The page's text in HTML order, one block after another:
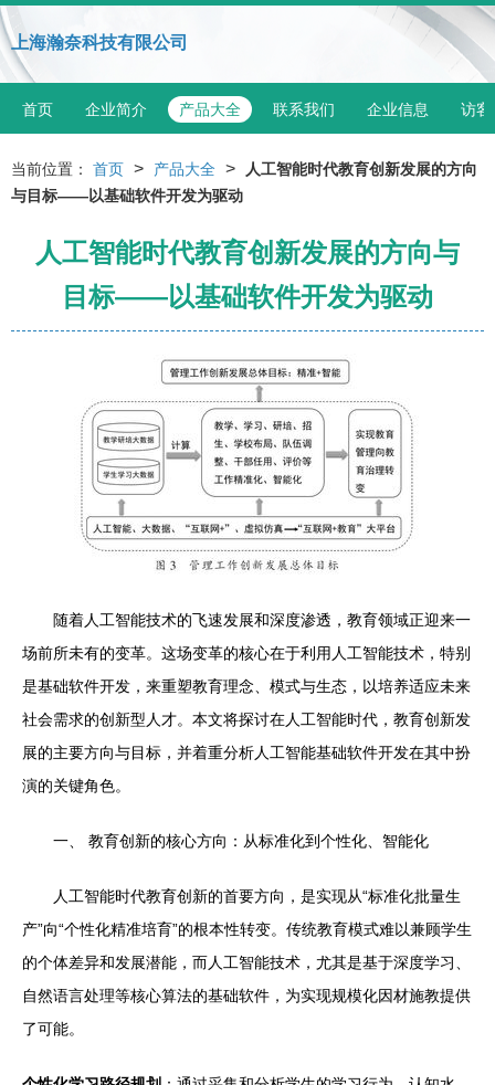
上海瀚奈科技有限公司
首页 企业简介 产品大全 联系我们 企业信息 访客
当前位置： 首页 > 产品大全 >
人工智能时代教育创新发展的方向
与目标——以基础软件开发为驱动
人工智能时代教育创新发展的方向与
目标——以基础软件开发为驱动
随着人工智能技术的飞速发展和深度渗透，教育领域正迎来一
场前所未有的变革。这场变革的核心在于利用人工智能技术，特别
是基础软件开发，来重塑教育理念、模式与生态，以培养适应未来
社会需求的创新型人才。本文将探讨在人工智能时代，教育创新发
展的主要方向与目标，并着重分析人工智能基础软件开发在其中扮
演的关键角色。
一、 教育创新的核心方向：从标准化到个性化、智能化
人工智能时代教育创新的首要方向，是实现从“标准化批量生
产”向“个性化精准培育”的根本性转变。传统教育模式难以兼顾学生
的个体差异和发展潜能，而人工智能技术，尤其是基于深度学习、
自然语言处理等核心算法的基础软件，为实现规模化因材施教提供
了可能。